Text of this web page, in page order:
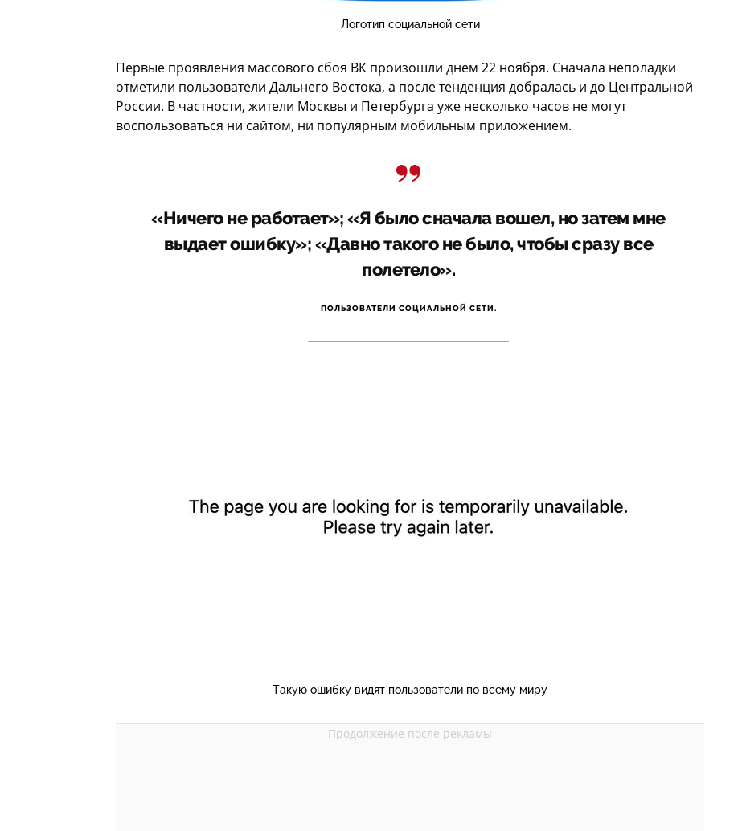
Логотип социальной сети
Первые проявления массового сбоя ВК произошли днем 22 ноября. Сначала неполадки
отметили пользователи Дальнего Востока, а после тенденция добралась и до Центральной
России. В частности, жители Москвы и Петербурга уже несколько часов не могут
воспользоваться ни сайтом, ни популярным мобильным приложением.
«Ничего не работает»; «Я было сначала вошел, но затем мне
выдает ошибку»; «Давно такого не было, чтобы сразу все
полетело».
ПОЛЬЗОВАТЕЛИ СОЦИАЛЬНОЙ СЕТИ.
Такую ошибку видят пользователи по всему миру